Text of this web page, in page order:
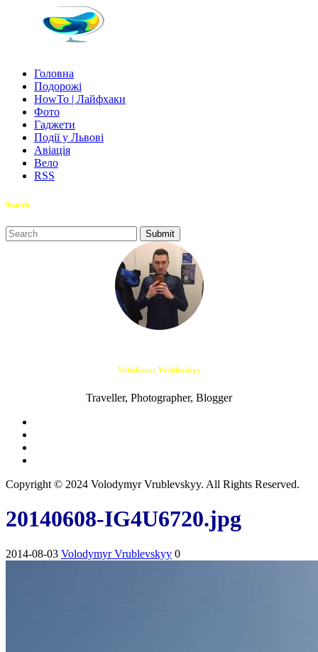
Головна
Подорожі
HowTo | Лайфхаки
Фото
Гаджети
Події у Львові
Авіація
Вело
RSS
Search
Volodymyr Vrublevskyy
Traveller, Photographer, Blogger
Copyright © 2024 Volodymyr Vrublevskyy. All Rights Reserved.
20140608-IG4U6720.jpg
2014-08-03 Volodymyr Vrublevskyy 0